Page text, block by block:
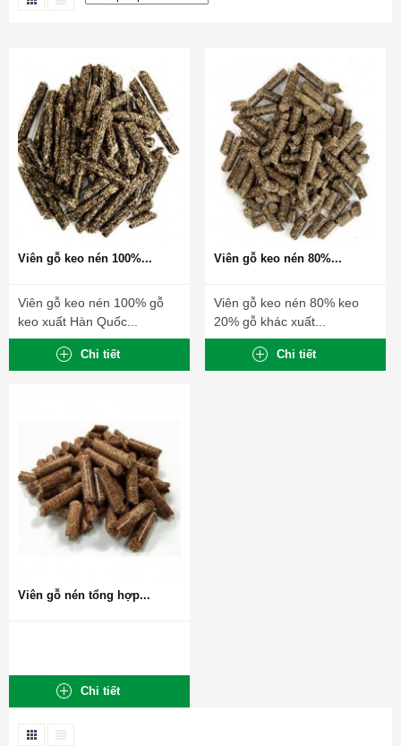
Viên gỗ keo nén 100%...
Viên gỗ keo nén 100% gỗ
keo xuất Hàn Quốc...
Chi tiết
Viên gỗ keo nén 80%...
Viên gỗ keo nén 80% keo
20% gỗ khác xuất...
Chi tiết
Viên gỗ nén tổng hợp...
Chi tiết